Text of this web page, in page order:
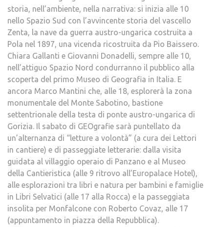
storia, nell’ambiente, nella narrativa: si inizia alle 10
nello Spazio Sud con l’avvincente storia del vascello
Zenta, la nave da guerra austro-ungarica costruita a
Pola nel 1897, una vicenda ricostruita da Pio Baissero.
Chiara Gallanti e Giovanni Donadelli, sempre alle 10,
nell’attiguo Spazio Nord condurranno il pubblico alla
scoperta del primo Museo di Geografia in Italia. E
ancora Marco Mantini che, alle 18, esplorerà la zona
monumentale del Monte Sabotino, bastione
settentrionale della testa di ponte austro-ungarica di
Gorizia. Il sabato di GEOgrafie sarà puntellato da
un’alternanza di “letture a volontà” (a cura dei Lettori
in cantiere) e di passeggiate letterarie: dalla visita
guidata al villaggio operaio di Panzano e al Museo
della Cantieristica (alle 9 ritrovo all’Europalace Hotel),
alle esplorazioni tra libri e natura per bambini e famiglie
in Libri Selvatici (alle 17 alla Rocca) e la passeggiata
insolita per Monfalcone con Roberto Covaz, alle 17
(appuntamento in piazza della Repubblica).